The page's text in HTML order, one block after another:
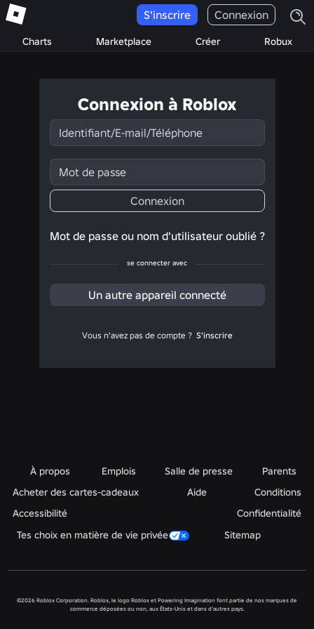
Charts Marketplace Créer Robux
S'inscrire Connexion
Connexion à Roblox
Identifiant/E-
mail/Téléphone
Mot
passe
Connexion
Mot de passe ou nom d'utilisateur oublié ?
se connecter avec
Un autre appareil connecté
Vous n'avez pas de compte ? S'inscrire
À propos Emplois Salle de presse
Parents
Acheter des cartes-cadeaux
Aide
Conditions
Accessibilité
Confidentialité
Tes choix en matière de vie privée
Sitemap
©2026 Roblox Corporation. Roblox, le logo Roblox et Powering Imagination font partie de nos marques de
commerce déposées ou non, aux États-Unis et dans d'autres pays.